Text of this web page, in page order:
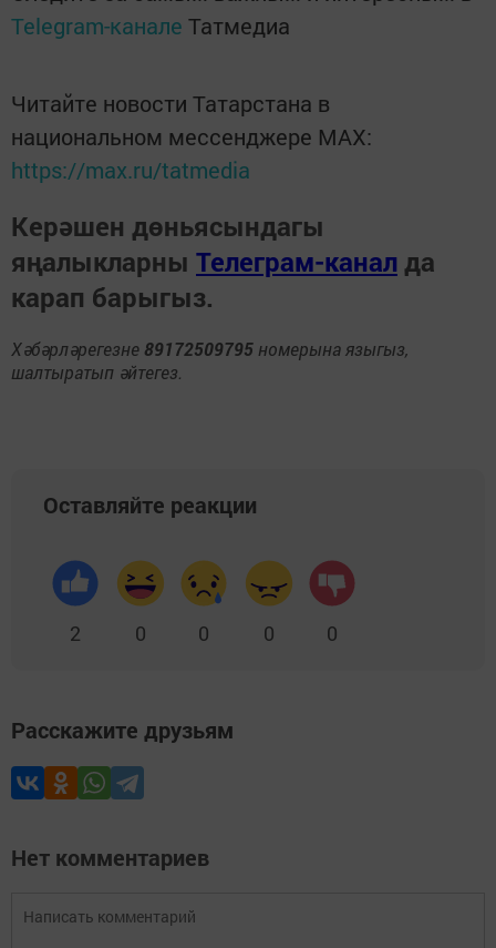
Telegram-канале Татмедиа
Читайте новости Татарстана в
национальном мессенджере MАХ:
https://max.ru/tatmedia
Керәшен дөньясындагы
яңалыкларны Телеграм-канал да
карап барыгыз.
Хәбәрләрегезне 89172509795 номерына языгыз,
шалтыратып әйтегез.
Оставляйте реакции
2 0 0 0 0
Расскажите друзьям
Нет комментариев